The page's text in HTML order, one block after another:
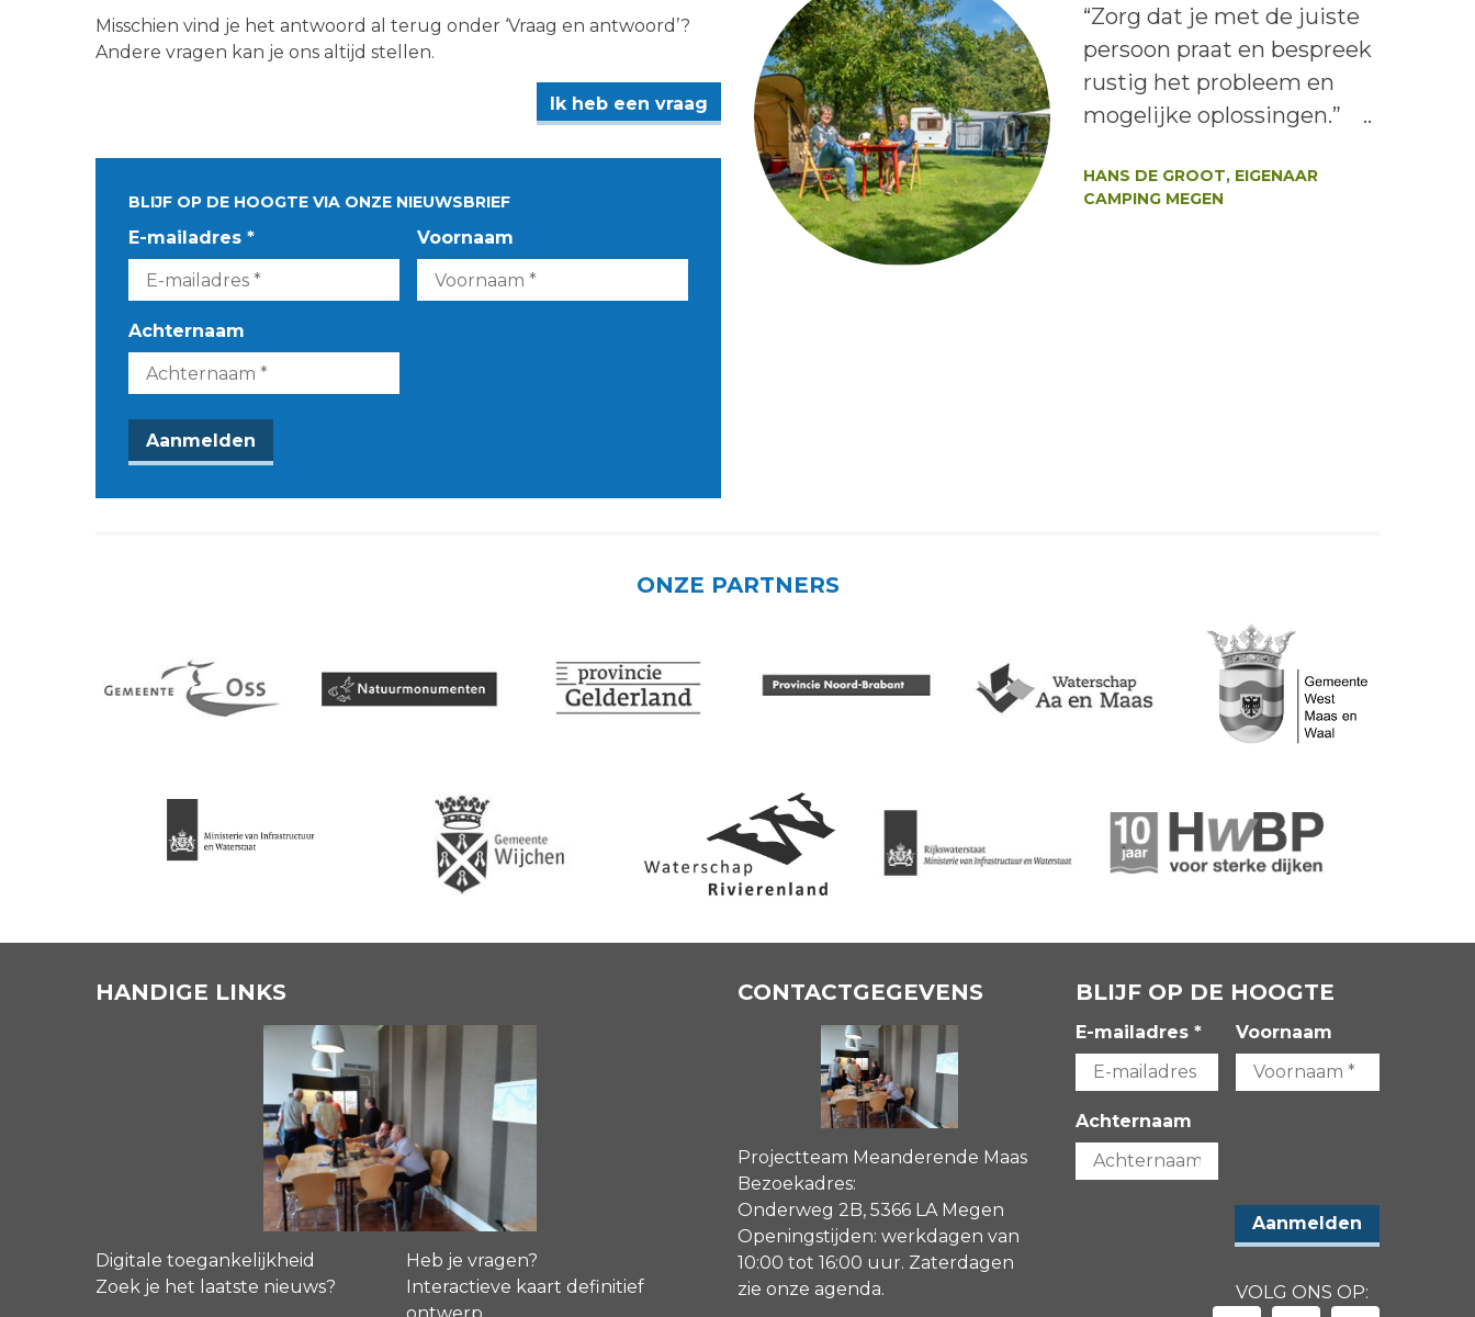
Misschien vind je het antwoord al terug onder ‘Vraag en antwoord’?
Andere vragen kan je ons altijd stellen.
Ik heb een vraag
BLIJF OP DE HOOGTE VIA ONZE NIEUWSBRIEF
E-mailadres * Voornaam
Achternaam
Lees het bericht:
“Zorg dat je met de juiste
persoon praat en bespreek
rustig het probleem en
mogelijke oplossingen.” ..
HANS DE GROOT, EIGENAAR
CAMPING MEGEN
ONZE PARTNERS
HANDIGE LINKS
Digitale toegankelijkheid
Heb je vragen?
Zoek je het laatste nieuws?
Interactieve kaart definitief
ontwerp
CONTACTGEGEVENS
Projectteam Meanderende Maas
Bezoekadres:
Onderweg 2B, 5366 LA Megen
Openingstijden: werkdagen van
10:00 tot 16:00 uur. Zaterdagen
zie onze agenda.
BLIJF OP DE HOOGTE
E-mailadres * Voornaam
Achternaam
VOLG ONS OP: